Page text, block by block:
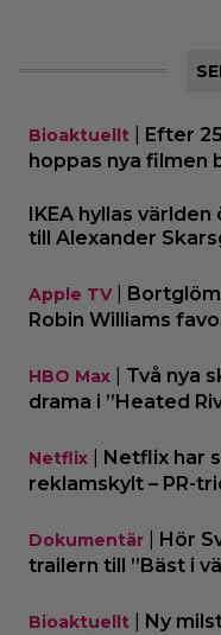
Bioaktuellt
Efter
hoppas nya filmen
IKEA hyllas
till Alexander
Apple TV|
Robin Williams
HBO Max
Två nya
drama i ”Heated
Netflix
Netflix har
reklamskylt – PR-
Dokumentär
Hör
trailern till ”Bäst i
Bioaktuellt
Ny